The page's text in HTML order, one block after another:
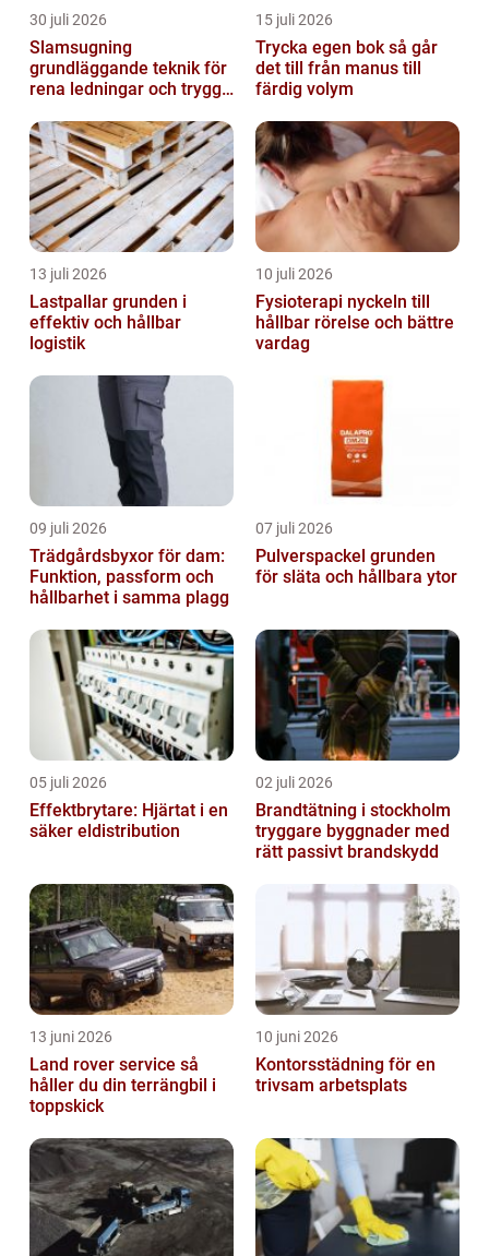
30 juli 2026
Slamsugning
grundläggande teknik för
rena ledningar och trygg
15 juli 2026
Trycka egen bok så går
det till från manus till
färdig volym
13 juli 2026
Lastpallar grunden i
effektiv och hållbar
logistik
10 juli 2026
Fysioterapi nyckeln till
hållbar rörelse och bättre
vardag
09 juli 2026
Trädgårdsbyxor för dam:
Funktion, passform och
hållbarhet i samma plagg
07 juli 2026
Pulverspackel grunden
för släta och hållbara ytor
05 juli 2026
Effektbrytare: Hjärtat i en
säker eldistribution
02 juli 2026
Brandtätning i stockholm
tryggare byggnader med
rätt passivt brandskydd
13 juni 2026
Land rover service så
håller du din terrängbil i
toppskick
10 juni 2026
Kontorsstädning för en
trivsam arbetsplats